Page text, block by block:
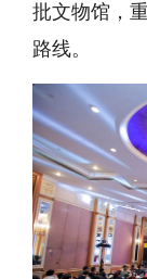
批文物馆，
路线。